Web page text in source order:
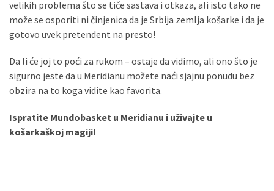
velikih problema što se tiče sastava i otkaza, ali isto tako ne
može se osporiti ni činjenica da je Srbija zemlja košarke i da je
gotovo uvek pretendent na presto!
Da li će joj to poći za rukom – ostaje da vidimo, ali ono što je
sigurno jeste da u Meridianu možete naći sjajnu ponudu bez
obzira na to koga vidite kao favorita.
Ispratite Mundobasket u Meridianu i uživajte u
košarkaškoj magiji!